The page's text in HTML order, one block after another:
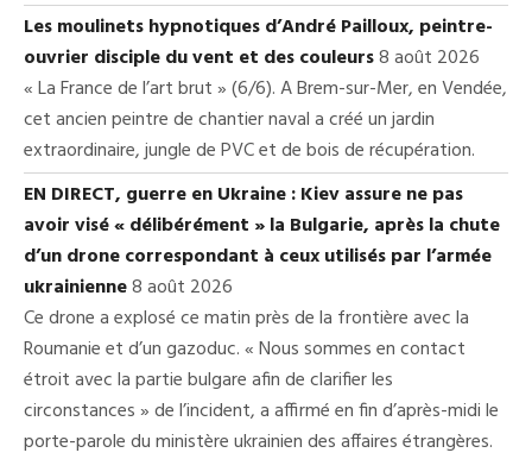
Les moulinets hypnotiques d’André Pailloux, peintre-
ouvrier disciple du vent et des couleurs8 août 2026
« La France de l’art brut » (6/6). A Brem-sur-Mer, en Vendée,
cet ancien peintre de chantier naval a créé un jardin
extraordinaire, jungle de PVC et de bois de récupération.
EN DIRECT, guerre en Ukraine : Kiev assure ne pas
avoir visé « délibérément » la Bulgarie, après la chute
d’un drone correspondant à ceux utilisés par l’armée
ukrainienne8 août 2026
Ce drone a explosé ce matin près de la frontière avec la
Roumanie et d’un gazoduc. « Nous sommes en contact
étroit avec la partie bulgare afin de clarifier les
circonstances » de l’incident, a affirmé en fin d’après-midi le
porte-parole du ministère ukrainien des affaires étrangères.